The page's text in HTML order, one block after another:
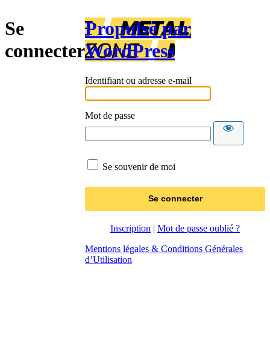
Se
connecter
Propulsé par
WordPress
Identifiant ou adresse e-mail
Mot de passe
Se souvenir de moi
Inscription | Mot de passe oublié ?
Mentions légales & Conditions Générales
d’Utilisation